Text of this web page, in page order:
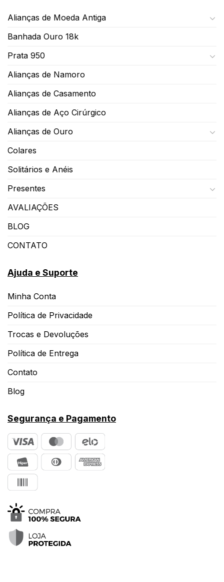
Alianças de Moeda Antiga
Banhada Ouro 18k
Prata 950
Alianças de Namoro
Alianças de Casamento
Alianças de Aço Cirúrgico
Alianças de Ouro
Colares
Solitários e Anéis
Presentes
AVALIAÇÕES
BLOG
CONTATO
Ajuda e Suporte
Minha Conta
Política de Privacidade
Trocas e Devoluções
Política de Entrega
Contato
Blog
Segurança e Pagamento